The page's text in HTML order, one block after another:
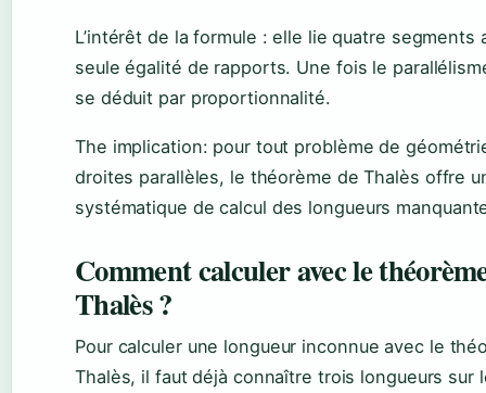
L’intérêt de la formule : elle lie quatre segments
seule égalité de rapports. Une fois le
se déduit par proportionnalité.
The implication: pour tout problème de
droites parallèles, le théorème de Thalès offre
systématique de calcul des longueurs
Comment calculer avec le
Thalès ?
Pour calculer une longueur inconnue avec le
Thalès, il faut déjà connaître trois longueurs sur